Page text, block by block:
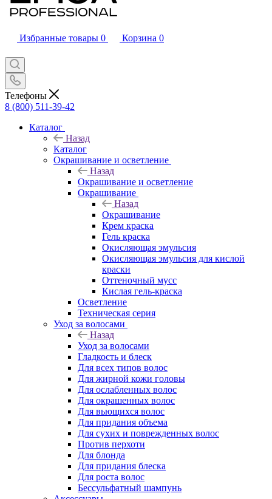
Избранные товары 0 Корзина 0
Телефоны
8 (800) 511-39-42
Каталог
Назад
Каталог
Окрашивание и осветление
Назад
Окрашивание и осветление
Окрашивание
Назад
Окрашивание
Крем краска
Гель краска
Окисляющая эмульсия
Окисляющая эмульсия для кислой
краски
Оттеночный мусс
Кислая гель-краска
Осветление
Техническая серия
Уход за волосами
Назад
Уход за волосами
Гладкость и блеск
Для всех типов волос
Для жирной кожи головы
Для ослабленных волос
Для окрашенных волос
Для вьющихся волос
Для придания объема
Для сухих и поврежденных волос
Против перхоти
Для блонда
Для придания блеска
Для роста волос
Бессульфатный шампунь